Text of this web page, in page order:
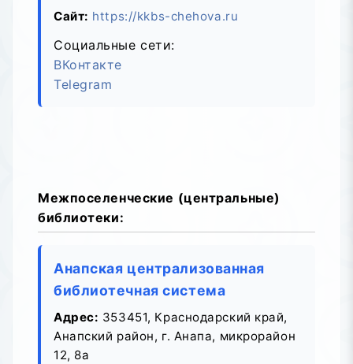
Сайт: https://kkbs-chehova.ru
Социальные сети:
ВКонтакте
Telegram
Межпоселенческие (центральные)
библиотеки:
Анапская централизованная
библиотечная система
Адрес: 353451, Краснодарский край,
Анапский район, г. Анапа, микрорайон
12, 8а